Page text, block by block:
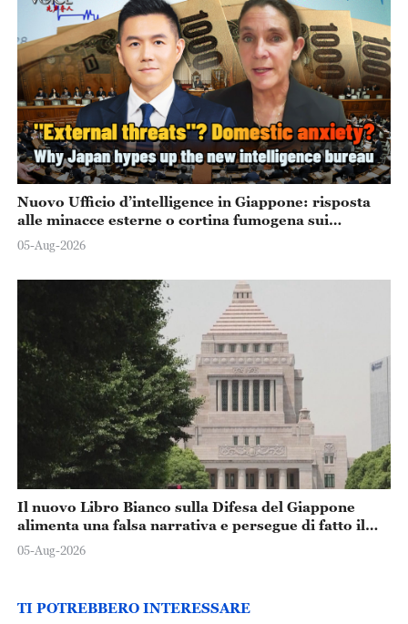
Nuovo Ufficio d’intelligence in Giappone: risposta
alle minacce esterne o cortina fumogena sui
problemi interni?
05-Aug-2026
Il nuovo Libro Bianco sulla Difesa del Giappone
alimenta una falsa narrativa e persegue di fatto il
rafforzamento militare
05-Aug-2026
TI POTREBBERO INTERESSARE